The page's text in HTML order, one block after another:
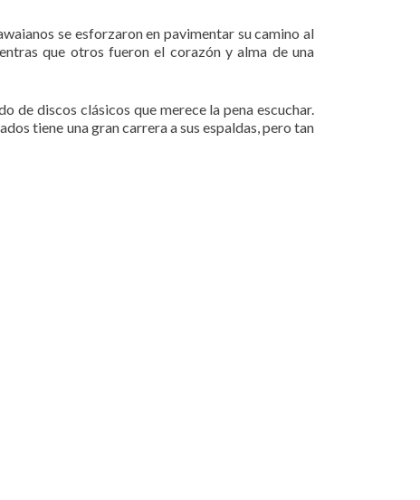
se esforzaron en pavimentar su camino al
que otros fueron el corazón y alma de una
de discos clásicos que merece la pena escuchar.
tiene una gran carrera a sus espaldas, pero tan